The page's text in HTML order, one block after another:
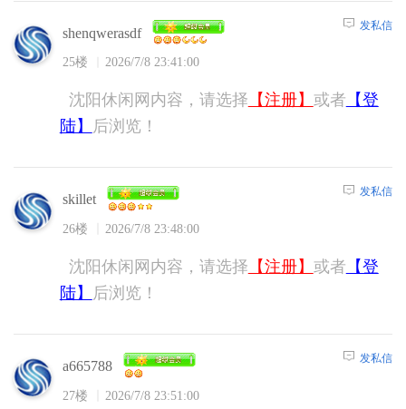
shenqwerasdf
25楼 2026/7/8 23:41:00
发私信
沈阳休闲网内容，请选择 【注册】 或者 【登
陆】
后浏览！
skillet
26楼 2026/7/8 23:48:00
发私信
沈阳休闲网内容，请选择 【注册】 或者 【登
陆】
后浏览！
a665788
27楼 2026/7/8 23:51:00
发私信